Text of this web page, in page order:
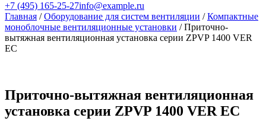
+7 (495) 165-25-27info@example.ru
Главная /Оборудование для систем вентиляции /Компактные
моноблочные вентиляционные установки / Приточно-
вытяжная вентиляционная установка серии ZPVP 1400 VER
EC
Приточно-вытяжная вентиляционная
установка серии ZPVP 1400 VER EC